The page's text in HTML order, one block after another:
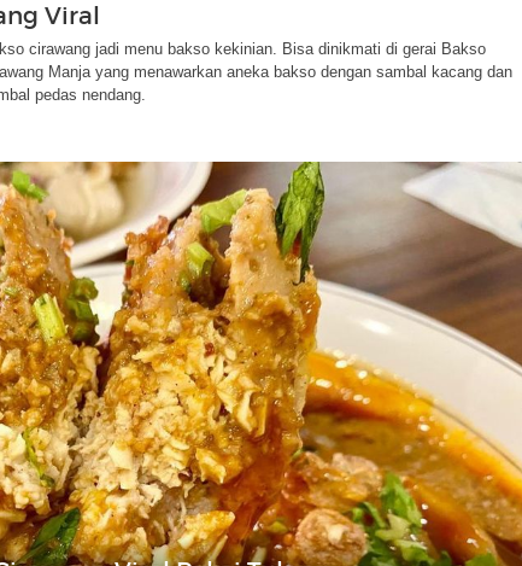
Viral
cirawang jadi menu bakso kekinian. Bisa dinikmati di gerai Bakso
Manja yang menawarkan aneka bakso dengan sambal kacang dan
pedas nendang.